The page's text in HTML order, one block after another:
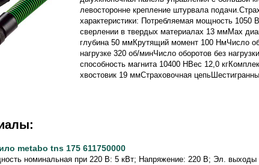
левосторонне крепление штурвала
характеристики: Потребляемая мощность 1050
сверлении в твердых материалах 13 ммМах
глубина 50 ммКрутящий момент 100 НмЧисло
нагрузке 320 об/минЧисло оборотов без
способность магнита 10400 НВес 12,0
хвостовик 19 ммСтраховочная
metabo tns 175 611750000
номинальная при 220 В: 5 кВт; Напряжение: 220 В; Эл. выходы